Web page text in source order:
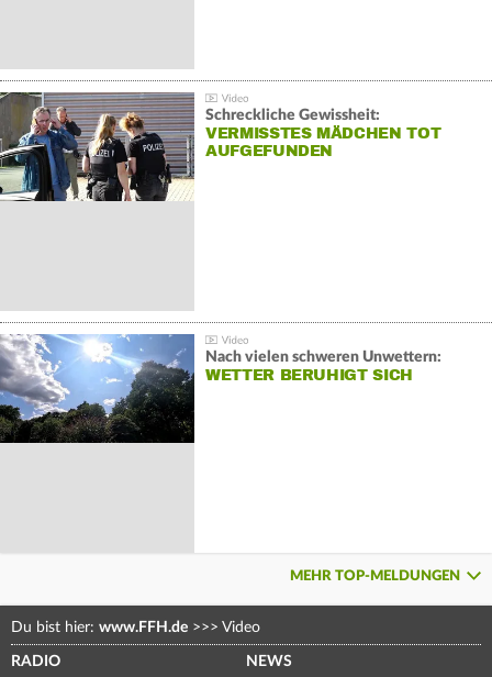
Schreckliche Gewissheit:
VERMISSTES MÄDCHEN TOT
AUFGEFUNDEN
Nach vielen schweren Unwettern:
WETTER BERUHIGT SICH
MEHR TOP-MELDUNGEN
Du bist hier: www.FFH.de >>> Video
RADIO NEWS